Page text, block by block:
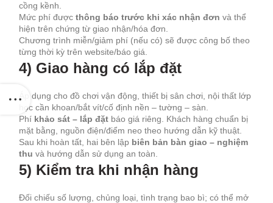
cồng kềnh.
Mức phí được thông báo trước khi xác nhận đơn và thể
hiện trên chứng từ giao nhận/hóa đơn.
Chương trình miễn/giảm phí (nếu có) sẽ được công bố theo
từng thời kỳ trên website/báo giá.
4) Giao hàng có lắp đặt
Áp dụng cho đồ chơi vận động, thiết bị sân chơi, nội thất lớp
học cần khoan/bắt vít/cố định nền – tường – sàn.
Phí khảo sát – lắp đặt báo giá riêng. Khách hàng chuẩn bị
mặt bằng, nguồn điện/điểm neo theo hướng dẫn kỹ thuật.
Sau khi hoàn tất, hai bên lập biên bản bàn giao – nghiệm
thu và hướng dẫn sử dụng an toàn.
5) Kiểm tra khi nhận hàng
Đối chiếu số lượng, chủng loại, tình trạng bao bì; có thể mở